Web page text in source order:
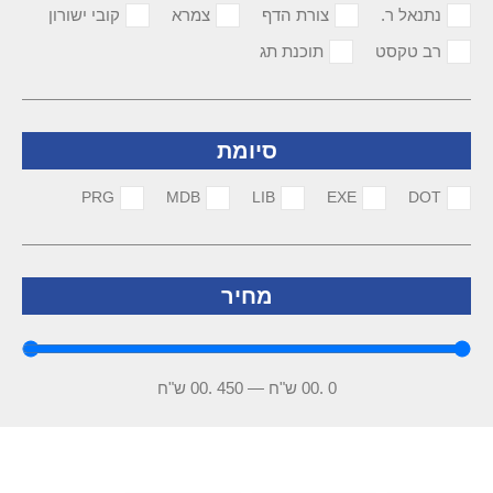
נתנאל ר.
צורת הדף צמרא
קובי ישורון
רב טקסט
תוכנת תג
סיומת
DOT
EXE
LIB
MDB
PRG
מחיר
0 .00 ש"ח —
450 .00 ש"ח